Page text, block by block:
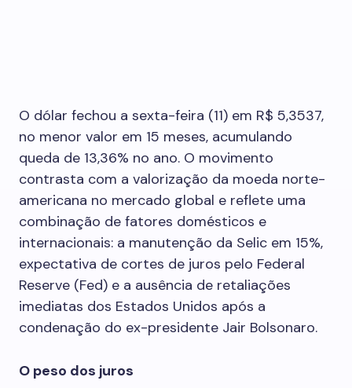
O dólar fechou a sexta-feira (11) em R$ 5,3537,
no menor valor em 15 meses, acumulando
queda de 13,36% no ano. O movimento
contrasta com a valorização da moeda norte-
americana no mercado global e reflete uma
combinação de fatores domésticos e
internacionais: a manutenção da Selic em 15%,
expectativa de cortes de juros pelo Federal
Reserve (Fed) e a ausência de retaliações
imediatas dos Estados Unidos após a
condenação do ex-presidente Jair Bolsonaro.
O peso dos juros